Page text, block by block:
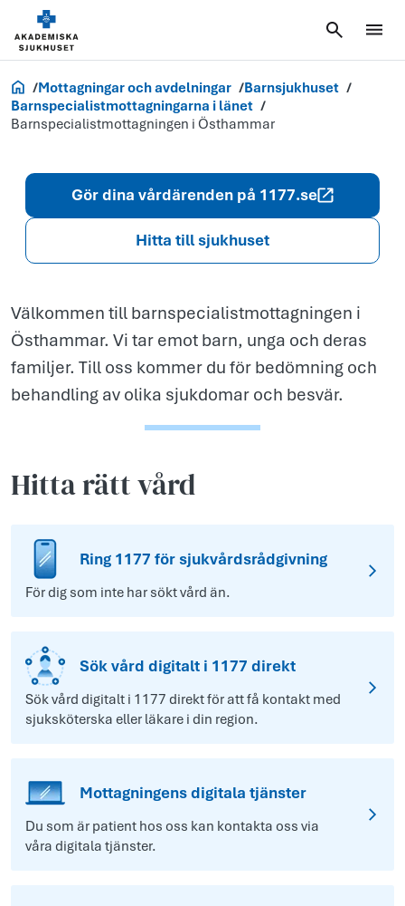
Akademiska.se
Mottagningar och avdelningar
Barnsjukhuset
Barnspecialistmottagningarna i länet
Barnspecialistmottagningen i Östhammar
i Östhammar
Gör dina vårdärenden på 1177.se
Hitta till sjukhuset
Välkommen till barnspecialistmottagningen i
Östhammar. Vi tar emot barn, unga och deras
familjer. Till oss kommer du för bedömning och
behandling av olika sjukdomar och besvär.
Hitta rätt vård
Ring 1177 för sjukvårdsrådgivning
För dig som inte har sökt vård än.
Sök vård digitalt i 1177 direkt
Sök vård digitalt i 1177 direkt för att få kontakt med
sjuksköterska eller läkare i din region.
Mottagningens digitala tjänster
Du som är patient hos oss kan kontakta oss via
våra digitala tjänster.